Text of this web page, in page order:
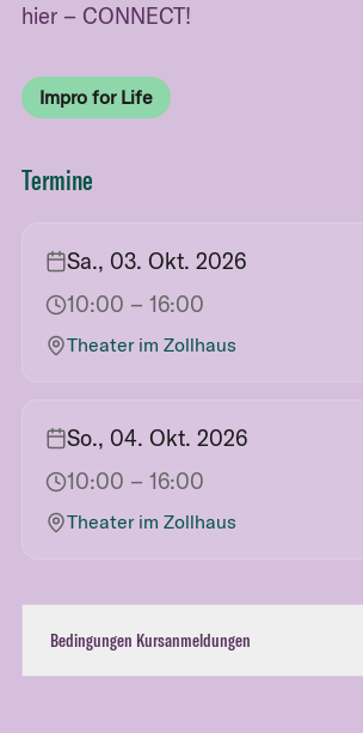
hier – CONNECT!
Impro for Life
Termine
Sa., 03. Okt. 2026
10:00 – 16:00
Theater im Zollhaus
So., 04. Okt. 2026
10:00 – 16:00
Theater im Zollhaus
Bedingungen Kursanmeldungen